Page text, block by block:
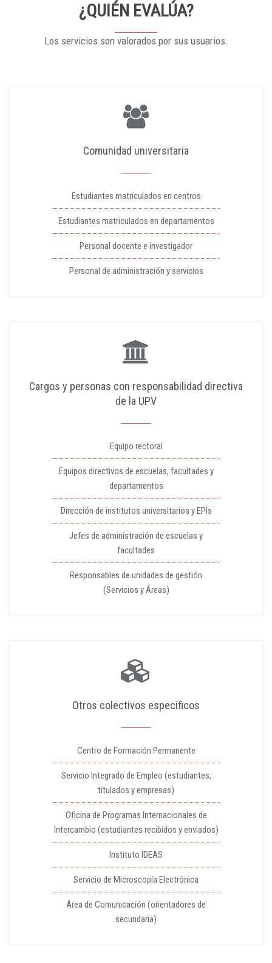
¿QUIÉN EVALÚA?
Los servicios son valorados por sus usuarios.
Comunidad universitaria
Estudiantes matriculados en centros
Estudiantes matriculados en departamentos
Personal docente e investigador
Personal de administración y servicios
Cargos y personas con responsabilidad directiva
de la UPV
Equipo rectoral
Equipos directivos de escuelas, facultades y
departamentos
Dirección de institutos universitarios y EPIs
Jefes de administración de escuelas y
facultades
Responsables de unidades de gestión
(Servicios y Áreas)
Otros colectivos específicos
Centro de Formación Permanente
Servicio Integrado de Empleo (estudiantes,
titulados y empresas)
Oficina de Programas Internacionales de
Intercambio (estudiantes recibidos y enviados)
Instituto IDEAS
Servicio de Microscopía Electrónica
Área de Comunicación (orientadores de
secundaria)